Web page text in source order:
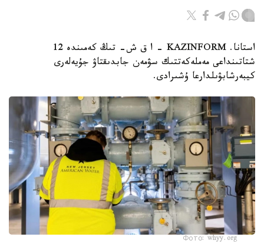
استانا. KAZINFORM – ا ق ش- تىڭ كەمىندە 12
شتاتىنداعى مەملەكەتتىك سۋمەن جابدىقتاۋ جۇيەلەرى
كيبەرشابۋىلدارعا ۇشىرادى.
Фото: whyy.org